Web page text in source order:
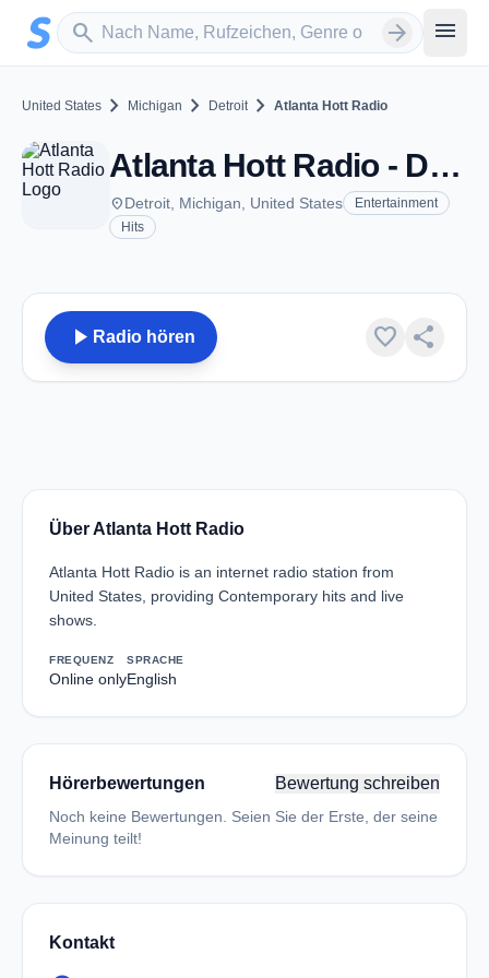
Zum Hauptinhalt springen
search
Sender suchen arrow_forward menu
United States chevron_right Michigan chevron_right Detroit chevron_right Atlanta Hott Radio
Atlanta Hott Radio - Detroit, MI
placeDetroit, Michigan, United States
Entertainment
Hits
play_arrow Radio hören favorite share
Über Atlanta Hott Radio
Atlanta Hott Radio is an internet radio station from
United States, providing Contemporary hits and live
shows.
FREQUENZ
Online only
SPRACHE
English
Hörerbewertungen Bewertung schreiben
Noch keine Bewertungen. Seien Sie der Erste, der seine
Meinung teilt!
Kontakt